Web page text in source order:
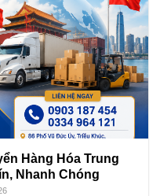
Hàng Hóa Trung
Nhanh Chóng